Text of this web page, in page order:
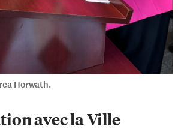
Horwath.
avec la Ville